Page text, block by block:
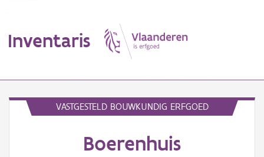
Inventaris
VASTGESTELD BOUWKUNDIG ERFGOED
Boerenhuis